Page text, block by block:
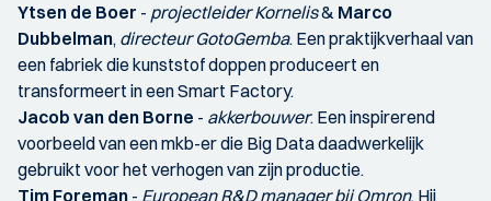
Ytsen de Boer - projectleider Kornelis& Marco
Dubbelman, directeur GotoGemba. Een praktijkverhaal van
een fabriek die kunststof doppen produceert en
transformeert in een Smart Factory.
Jacob van den Borne - akkerbouwer. Een inspirerend
voorbeeld van een mkb-er die Big Data daadwerkelijk
gebruikt voor het verhogen van zijn productie.
Tim Foreman - European R&D manager bij Omron. Hij